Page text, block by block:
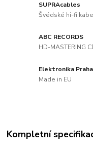
SUPRAcables
Švédské hi-fi
ABC RECORDS
HD-MASTERING
Elektronika Praha
Made in EU
Kompletní